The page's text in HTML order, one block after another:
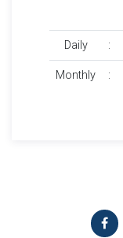
Daily :
Monthly :